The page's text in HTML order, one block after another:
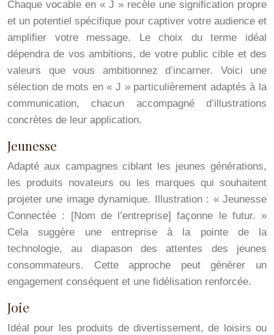
Chaque vocable en « J » recèle une signification propre
et un potentiel spécifique pour captiver votre audience et
amplifier votre message. Le choix du terme idéal
dépendra de vos ambitions, de votre public cible et des
valeurs que vous ambitionnez d’incarner. Voici une
sélection de mots en « J » particulièrement adaptés à la
communication, chacun accompagné d’illustrations
concrètes de leur application.
Jeunesse
Adapté aux campagnes ciblant les jeunes générations,
les produits novateurs ou les marques qui souhaitent
projeter une image dynamique. Illustration : « Jeunesse
Connectée : [Nom de l’entreprise] façonne le futur. »
Cela suggère une entreprise à la pointe de la
technologie, au diapason des attentes des jeunes
consommateurs. Cette approche peut générer un
engagement conséquent et une fidélisation renforcée.
Joie
Idéal pour les produits de divertissement, de loisirs ou